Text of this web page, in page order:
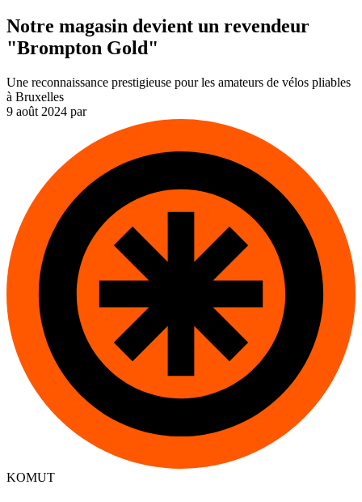
Notre magasin devient un revendeur
"Brompton Gold"
Une reconnaissance prestigieuse pour les amateurs de vélos pliables
à Bruxelles
9 août 2024 par
KOMUT